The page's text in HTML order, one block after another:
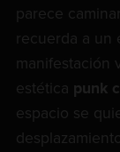
parece
recuerda a
manifestación
estética punk
espacio se